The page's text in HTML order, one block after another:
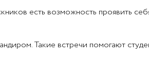
есть возможность проявить
Такие встречи помогают